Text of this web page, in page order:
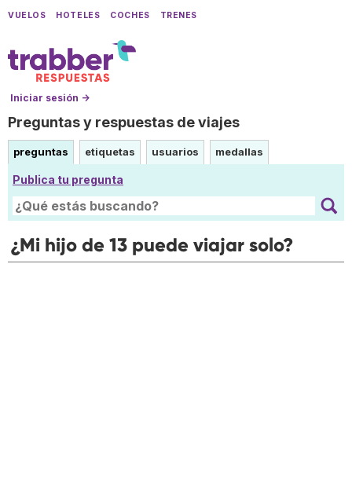
VUELOS HOTELES COCHES TRENES
Iniciar sesión →
Preguntas y respuestas de viajes
preguntas etiquetas usuarios medallas
Publica tu pregunta
¿Mi hijo de 13 puede viajar solo?